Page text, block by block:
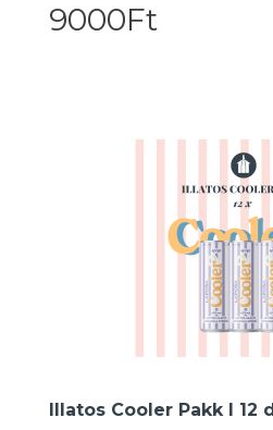
9000Ft
Illatos Cooler Pakk I 12